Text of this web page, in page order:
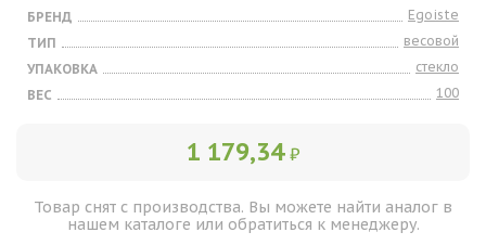
БРЕНД
Egoiste
ТИП
весовой
УПАКОВКА
стекло
ВЕС
100
1 179,34 ₽
Товар снят с производства. Вы можете найти аналог в
нашем каталоге или обратиться к менеджеру.